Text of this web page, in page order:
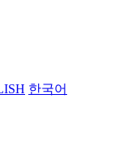
한국어